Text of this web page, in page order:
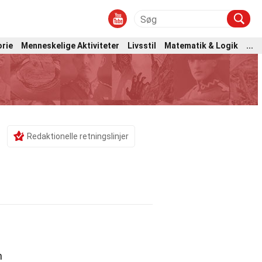
Menneskelige Aktiviteter Livsstil Matematik & Logik ...
Redaktionelle retningslinjer